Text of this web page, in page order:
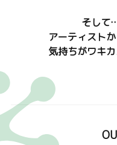
そして
アーティスト
気持ちがワキ